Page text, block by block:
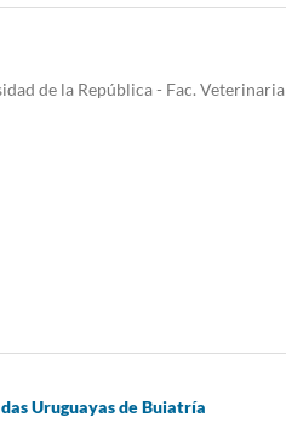
de la República - Fac. Veterinaria
Uruguayas de Buiatría